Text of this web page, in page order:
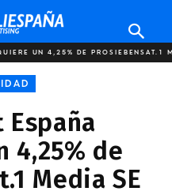
UN 4,25% DE PROSIEBENSAT.1
4,25% de
Media SE